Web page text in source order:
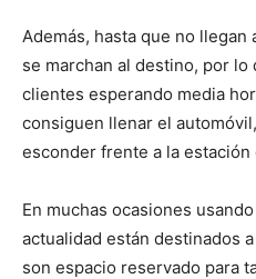
Además, hasta que no
se marchan al destino, por
clientes esperando media
consiguen llenar el
esconder frente a la estación
En muchas ocasiones
actualidad están destinados
son espacio reservado para